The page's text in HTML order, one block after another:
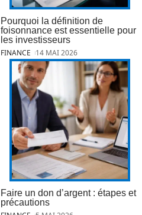
Pourquoi la définition de
foisonnance est essentielle pour
les investisseurs
FINANCE 14 MAI 2026
Faire un don d’argent : étapes et
précautions